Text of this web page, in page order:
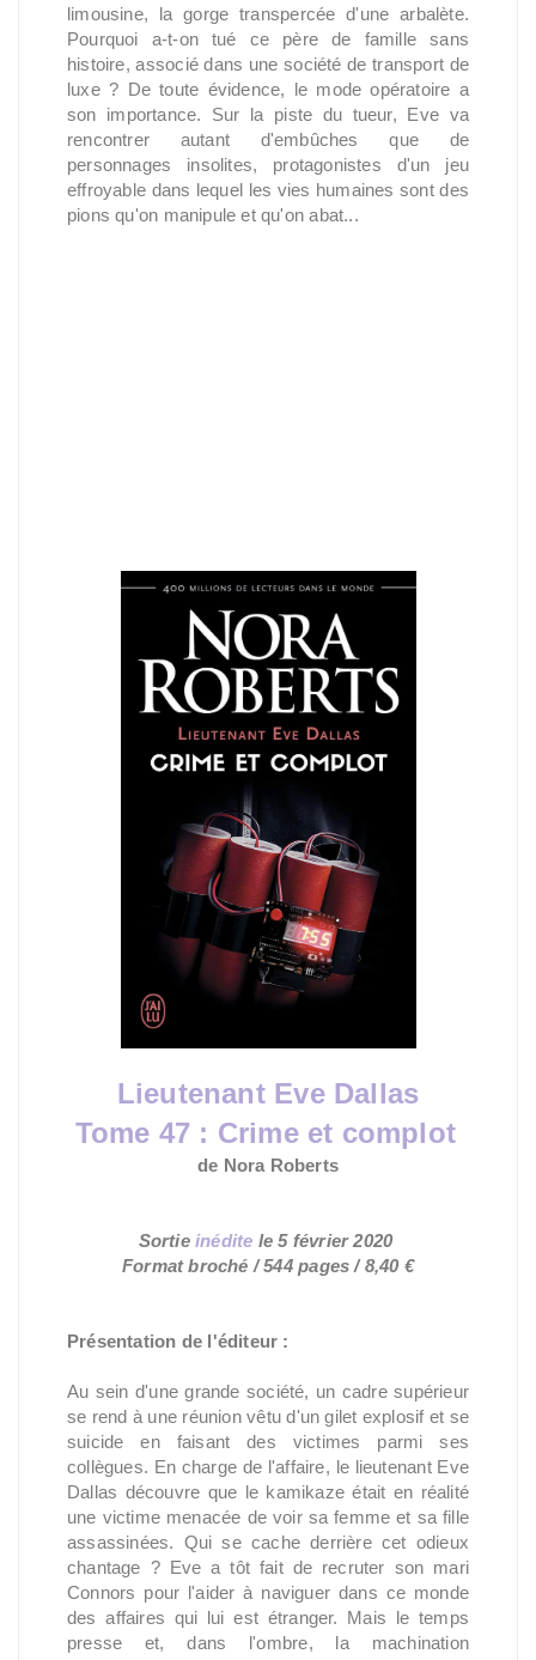
limousine, la gorge transpercée d'une arbalète.
Pourquoi a-t-on tué ce père de famille sans
histoire, associé dans une société de transport de
luxe ? De toute évidence, le mode opératoire a
son importance. Sur la piste du tueur, Eve va
rencontrer autant d'embûches que de
personnages insolites, protagonistes d'un jeu
effroyable dans lequel les vies humaines sont des
pions qu'on manipule et qu'on abat...
Lieutenant Eve Dallas
Tome 47 : Crime et complot
de Nora Roberts
Sortie inédite le5 février 2020
Format broché / 544 pages / 8,40 €
Présentation de l'éditeur :
Au sein d'une grande société, un cadre supérieur
se rend à une réunion vêtu d'un gilet explosif et se
suicide en faisant des victimes parmi ses
collègues. En charge de l'affaire, le lieutenant Eve
Dallas découvre que le kamikaze était en réalité
une victime menacée de voir sa femme et sa fille
assassinées. Qui se cache derrière cet odieux
chantage ? Eve a tôt fait de recruter son mari
Connors pour l'aider à naviguer dans ce monde
des affaires qui lui est étranger. Mais le temps
presse et, dans l'ombre, la machination